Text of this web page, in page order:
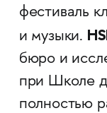
фестиваль
и музыки.
бюро и
при Школе
полностью